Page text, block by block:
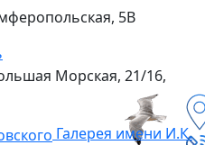
5В
Морская, 21/16,
Галерея имени И.К.